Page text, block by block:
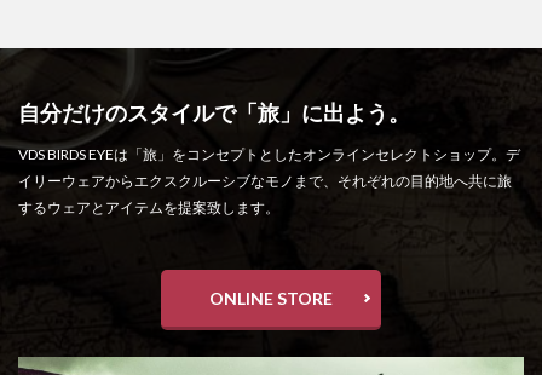
自分だけのスタイルで「旅」に出よう。
VDS BIRDS EYEは「旅」をコンセプトとしたオンラインセレクトショップ。デ
イリーウェアからエクスクルーシブなモノまで、それぞれの目的地へ共に旅
するウェアとアイテムを提案致します。
ONLINE STORE